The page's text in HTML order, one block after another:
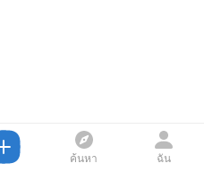
ค้นหา ฉัน